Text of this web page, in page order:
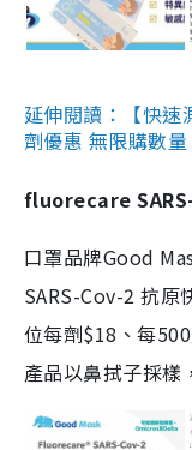
延伸閱讀：【快速
劑優惠 無限購數
fluorecare
口罩品牌Good
SARS-Cov-2 抗原
位每劑$18、每
產品以鼻拭子採樣